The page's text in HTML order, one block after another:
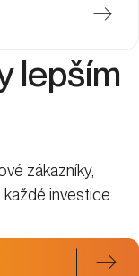
lepším
zákazníky,
investice.